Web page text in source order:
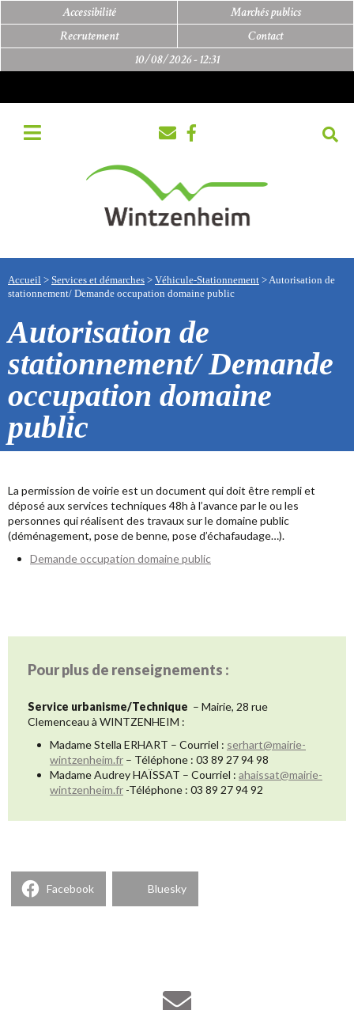
Accessibilité
Marchés publics
Recrutement
Contact
10/08/2026 -12:31
Accueil > Services et démarches > Véhicule-Stationnement >Autorisation de
stationnement/ Demande occupation domaine public
Autorisation de
stationnement/ Demande
occupation domaine
public
La permission de voirie est un document qui doit être rempli et
déposé aux services techniques 48h à l’avance par le ou les
personnes qui réalisent des travaux sur le domaine public
(déménagement, pose de benne, pose d’échafaudage…).
Demande occupation domaine public
Pour plus de renseignements :
Service urbanisme/Technique – Mairie, 28 rue
Clemenceau à WINTZENHEIM :
Madame Stella ERHART – Courriel : serhart@mairie-
wintzenheim.fr – Téléphone : 03 89 27 94 98
Madame Audrey HAÏSSAT – Courriel : ahaissat@mairie-
wintzenheim.fr -Téléphone : 03 89 27 94 92
Facebook Bluesky